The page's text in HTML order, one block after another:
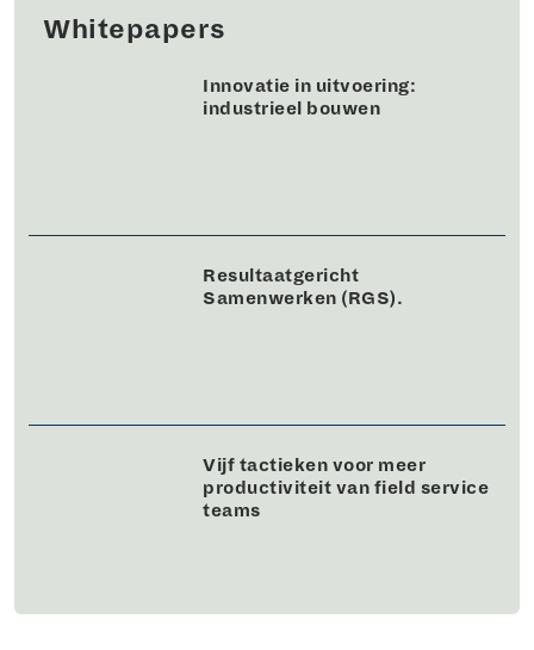
Whitepapers
Innovatie in uitvoering:
industrieel bouwen
Resultaatgericht
Samenwerken (RGS).
Vijf tactieken voor meer
productiviteit van field service
teams